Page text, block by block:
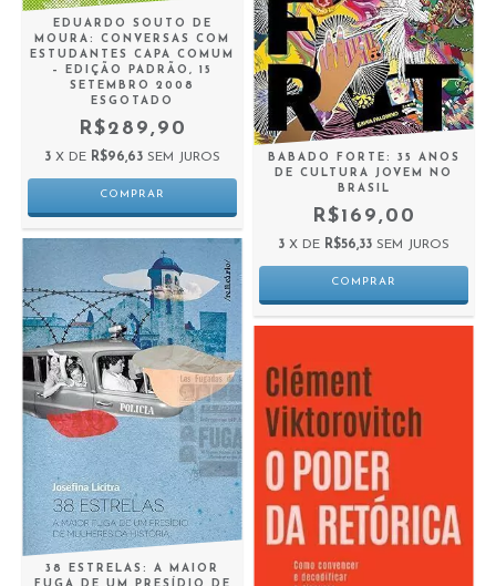
EDUARDO SOUTO DE
MOURA: CONVERSAS COM
ESTUDANTES CAPA COMUM
– EDIÇÃO PADRÃO, 15
SETEMBRO 2008
ESGOTADO
R$289,90
3 X DE R$96,63 SEM JUROS
BABADO FORTE: 35 ANOS
DE CULTURA JOVEM NO
BRASIL
R$169,00
3 X DE R$56,33 SEM JUROS
38 ESTRELAS: A MAIOR